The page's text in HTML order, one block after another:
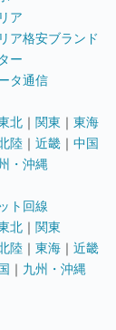
ア
ア格安ブランド
ー
タ通信
北 ｜ 関東 ｜ 東海
陸 ｜ 近畿 ｜ 中国
・沖縄
ト回線
北 ｜ 関東
陸 ｜ 東海 ｜ 近畿
｜ 九州・沖縄